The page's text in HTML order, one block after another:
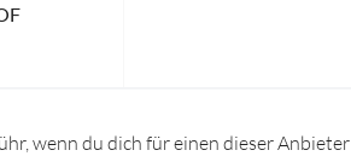
wenn du dich für einen dieser Anbieter